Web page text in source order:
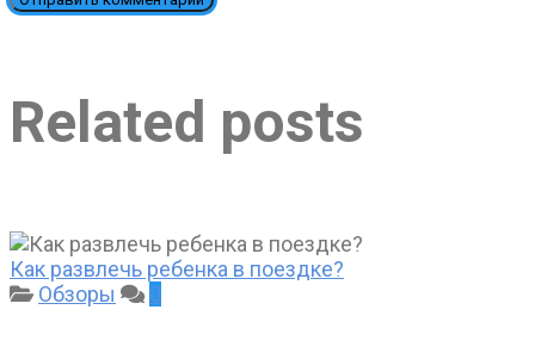
Related posts
Как развлечь ребенка в поездке?
Обзоры
0